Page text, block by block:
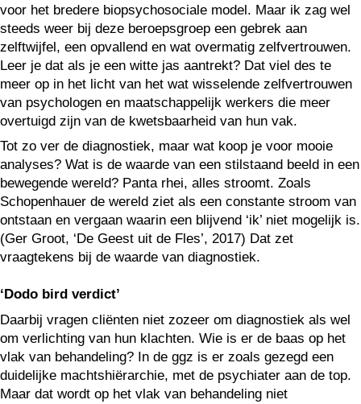
voor het bredere biopsychosociale model. Maar ik zag wel
steeds weer bij deze beroepsgroep een gebrek aan
zelftwijfel, een opvallend en wat overmatig zelfvertrouwen.
Leer je dat als je een witte jas aantrekt? Dat viel des te
meer op in het licht van het wat wisselende zelfvertrouwen
van psychologen en maatschappelijk werkers die meer
overtuigd zijn van de kwetsbaarheid van hun vak.
Tot zo ver de diagnostiek, maar wat koop je voor mooie
analyses? Wat is de waarde van een stilstaand beeld in een
bewegende wereld? Panta rhei, alles stroomt. Zoals
Schopenhauer de wereld ziet als een constante stroom van
ontstaan en vergaan waarin een blijvend ‘ik’ niet mogelijk is.
(Ger Groot, ‘De Geest uit de Fles’, 2017) Dat zet
vraagtekens bij de waarde van diagnostiek.
‘Dodo bird verdict’
Daarbij vragen cliënten niet zozeer om diagnostiek als wel
om verlichting van hun klachten. Wie is er de baas op het
vlak van behandeling? In de ggz is er zoals gezegd een
duidelijke machtshiërarchie, met de psychiater aan de top.
Maar dat wordt op het vlak van behandeling niet